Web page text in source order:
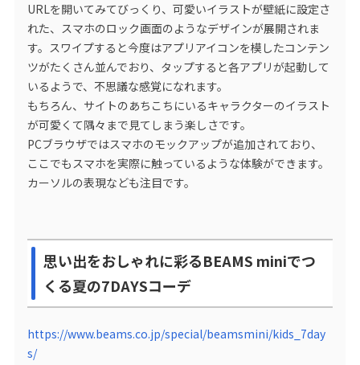
URLを開いてみてびっくり、可愛いイラストが壁紙に設定さ
れた、スマホのロック画面のようなデザインが展開されま
す。スワイプすると今度はアプリアイコンを模したコンテン
ツがたくさん並んでおり、タップすると各アプリが起動して
いるようで、不思議な感覚になれます。
もちろん、サイトのあちこちにいるキャラクターのイラスト
が可愛くて隅々まで見てしまう楽しさです。
PCブラウザではスマホのモックアップが追加されており、
ここでもスマホを実際に触っているような体験ができます。
カーソルの表現なども注目です。
思い出をおしゃれに彩るBEAMS miniでつ
くる夏の7DAYSコーデ
https://www.beams.co.jp/special/beamsmini/kids_7day
s/